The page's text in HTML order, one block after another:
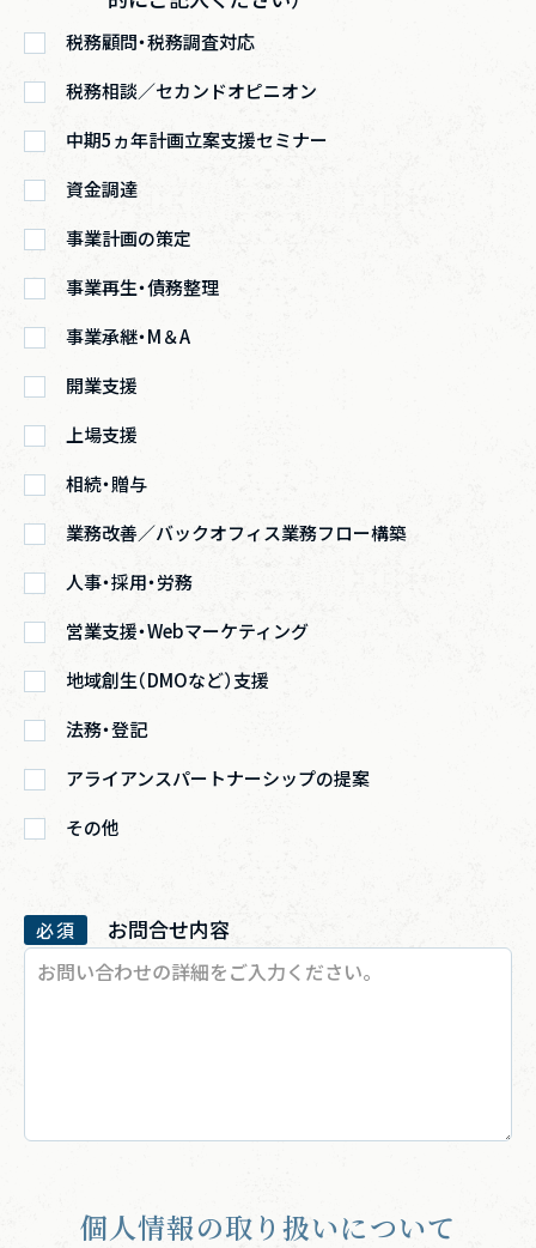
税務顧問・税務調査対応
税務相談／セカンドオピニオン
中期5ヵ年計画立案支援セミナー
資金調達
事業計画の策定
事業再生・債務整理
事業承継・M＆A
開業支援
上場支援
相続・贈与
業務改善／バックオフィス業務フロー構築
人事・採用・労務
営業支援・Webマーケティング
地域創生（DMOなど）支援
法務・登記
アライアンスパートナーシップの提案
その他
必須 お問合せ内容
個人情報の取り扱いについて